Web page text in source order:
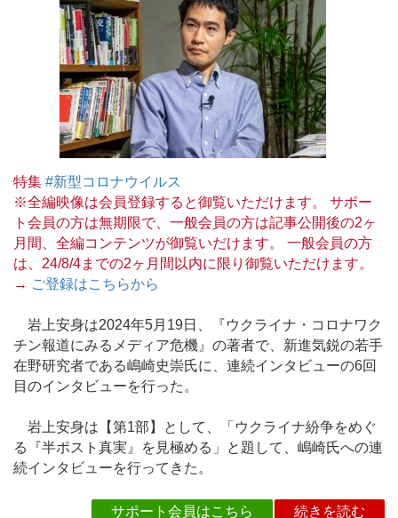
特集 #新型コロナウイルス
※全編映像は会員登録すると御覧いただけます。 サポー
ト会員の方は無期限で、一般会員の方は記事公開後の2ヶ
月間、全編コンテンツが御覧いだけます。 一般会員の方
は、24/8/4までの2ヶ月間以内に限り御覧いただけます。
→ ご登録はこちらから
岩上安身は2024年5月19日、『ウクライナ・コロナワク
チン報道にみるメディア危機』の著者で、新進気鋭の若手
在野研究者である嶋崎史崇氏に、連続インタビューの6回
目のインタビューを行った。
岩上安身は【第1部】として、「ウクライナ紛争をめぐ
る『半ポスト真実』を見極める」と題して、嶋崎氏への連
続インタビューを行ってきた。
サポート会員はこちら 続きを読む